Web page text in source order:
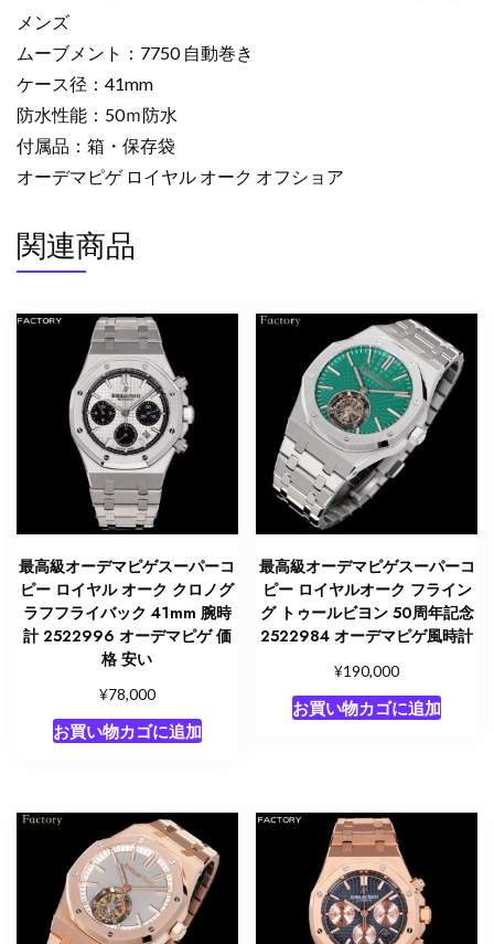
フ
フ
ラ
イ
バ
ッ
ク
腕
時
2522994
イ
ヤ
ル
オ
ー
メンズ
ムーブメント：7750 自動巻き
ケース径：41mm
防水性能：50ｍ防水
付属品：箱・保存袋
オーデマピゲ ロイヤル オーク オフショア
関連商品
最高級オーデマピゲスーパーコ
ピー ロイヤル オーク クロノグ
ラフフライバック 41mm 腕時
計 2522996 オーデマピゲ 価
格 安い
¥78,000
お買い物カゴに追加
最高級オーデマピゲスーパーコ
ピー ロイヤルオーク フライン
グ トゥールビヨン 50周年記念
2522984 オーデマピゲ風時計
¥190,000
お買い物カゴに追加